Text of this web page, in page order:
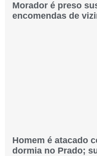
Morador é preso
encomendas de
Homem é atacado
dormia no Prado;